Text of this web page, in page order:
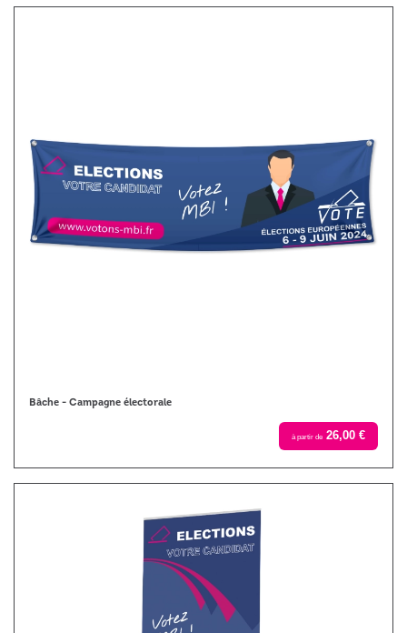
Bâche - Campagne électorale
à partir de 26,00 €